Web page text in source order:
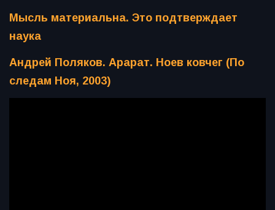
Мысль материальна. Это подтверждает
наука
Андрей Поляков. Арарат. Ноев ковчег (По
следам Ноя, 2003)